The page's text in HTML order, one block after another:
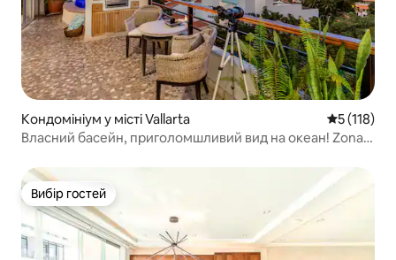
Кондомініум у місті Vallarta Середня
5 (118)
Власний басейн, приголомшливий вид на океан! Zona
Вибір гостей
Вибір гостей